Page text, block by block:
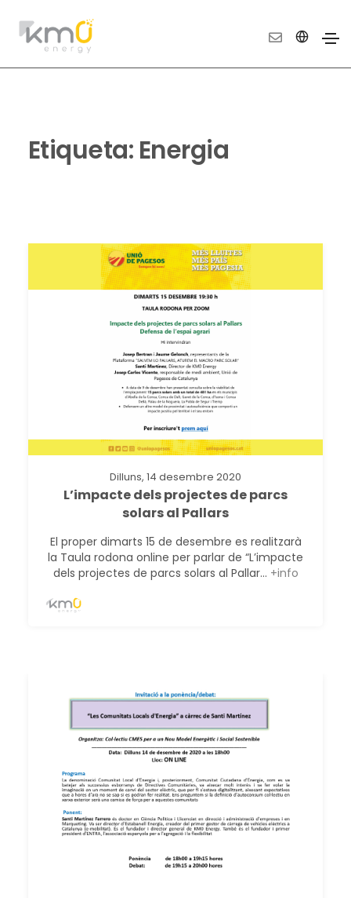
Etiqueta: Energia
Dilluns, 14 desembre 2020
L’impacte dels projectes de parcs
solars al Pallars
El proper dimarts 15 de desembre es realitzarà
la Taula rodona online per parlar de “L’impacte
dels projectes de parcs solars al Pallar... +info